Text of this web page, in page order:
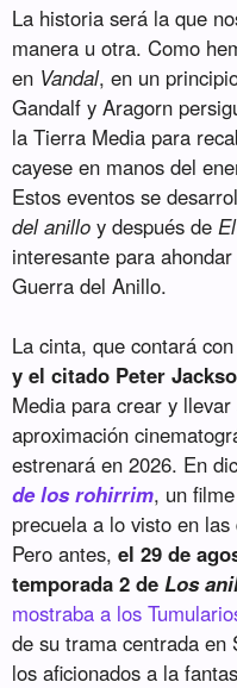
La historia será la que
manera u otra. Como
en Vandal, en un
Gandalf y Aragorn
la Tierra Media para
cayese en manos del
Estos eventos se
del anillo y después de
interesante para
Guerra del Anillo.
La cinta, que contará con
y el citado Peter
Media para crear y
aproximación
estrenará en 2026. En
de los rohirrim, un
precuela a lo visto en
Pero antes,el 29 de
temporada 2 de Los
mostraba a los
de su trama centrada en
los aficionados a la